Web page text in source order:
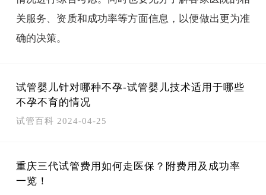
关服务、资质和成功率等方面信息，以便做出更为准
确的决策。
试管婴儿针对哪种不孕-试管婴儿技术适用于哪些
不孕不育的情况
试管百科 2024-04-25
重庆三代试管费用如何走医保？附费用及成功率
一览！